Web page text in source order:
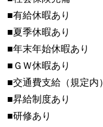
■有給休暇あり
■夏季休暇あり
■年末年始休暇あり
■ＧＷ休暇あり
■交通費支給（規定内）
■昇給制度あり
■研修あり